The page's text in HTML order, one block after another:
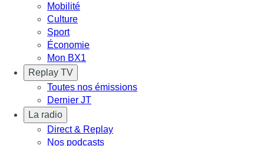
Mobilité
Culture
Sport
Économie
Mon BX1
Replay TV
Toutes nos émissions
Dernier JT
La radio
Direct & Replay
Nos podcasts